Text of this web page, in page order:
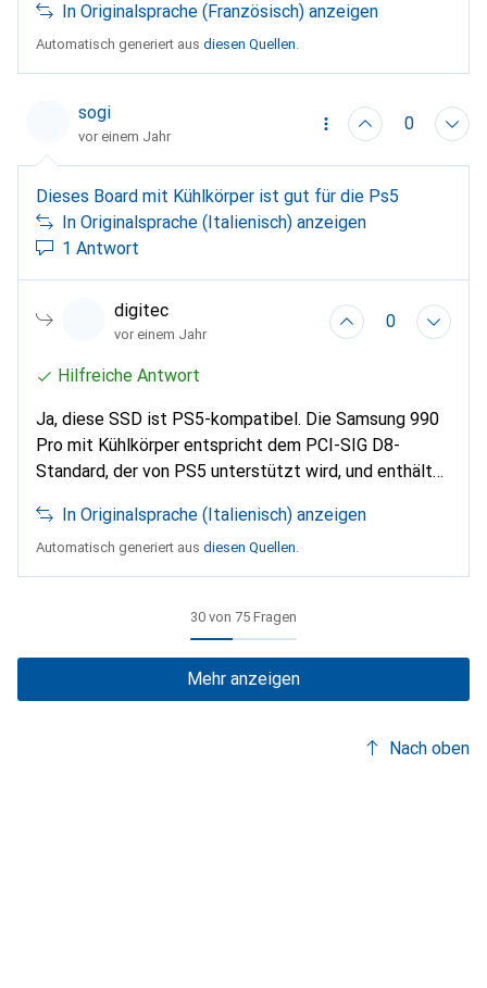
Steckplätze unterstützt. Achte darauf, dass du die
Einstellungen im BIOS richtig konfigurierst, um die
Leistung zu optimieren.
In Originalsprache (Französisch) anzeigen
Automatisch generiert aus diesen Quellen.
sogi
vor einem Jahr
0
Dieses Board mit Kühlkörper ist gut für die Ps5
In Originalsprache (Italienisch) anzeigen
1 Antwort
digitec
vor einem Jahr
0
Hilfreiche Antwort
Ja, diese SSD ist PS5-kompatibel. Die Samsung 990
Pro mit Kühlkörper entspricht dem PCI-SIG D8-
Standard, der von PS5 unterstützt wird, und enthält
eine hohe Leistung zu gewährleisten.
In Originalsprache (Italienisch) anzeigen
Automatisch generiert aus diesen Quellen.
30 von 75 Fragen
Mehr anzeigen
Nach oben